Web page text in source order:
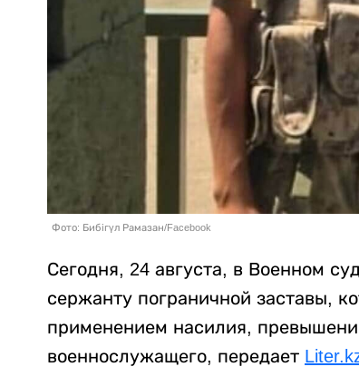
Фото: Бибігүл Рамазан/Facebook
Сегодня, 24 августа, в Военном
сержанту пограничной заставы,
применением насилия,
военнослужащего, передает